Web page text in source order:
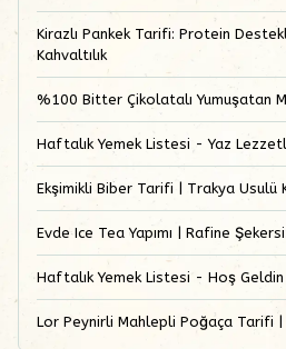
Kirazlı Pankek Tarifi: Protein
Kahvaltılık
%100 Bitter Çikolatalı Yumuşatan
Haftalık Yemek Listesi - Yaz
Ekşimikli Biber Tarifi | Trakya Usulü
Evde Ice Tea Yapımı | Rafine
Haftalık Yemek Listesi - Hoş Geldin
Lor Peynirli Mahlepli Poğaça Tarifi |